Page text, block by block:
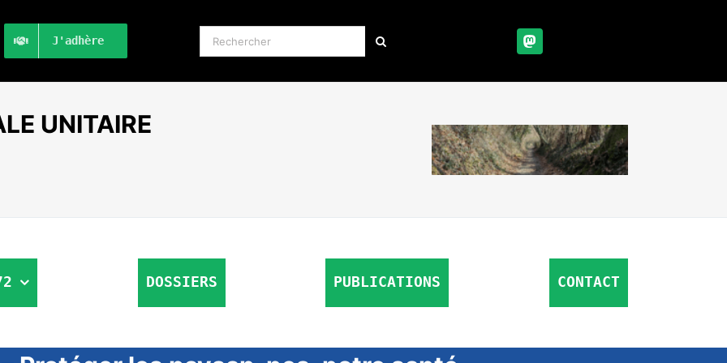
J'adhère Rechercher:
UNITAIRE
DOSSIERS PUBLICATIONS CONTACT